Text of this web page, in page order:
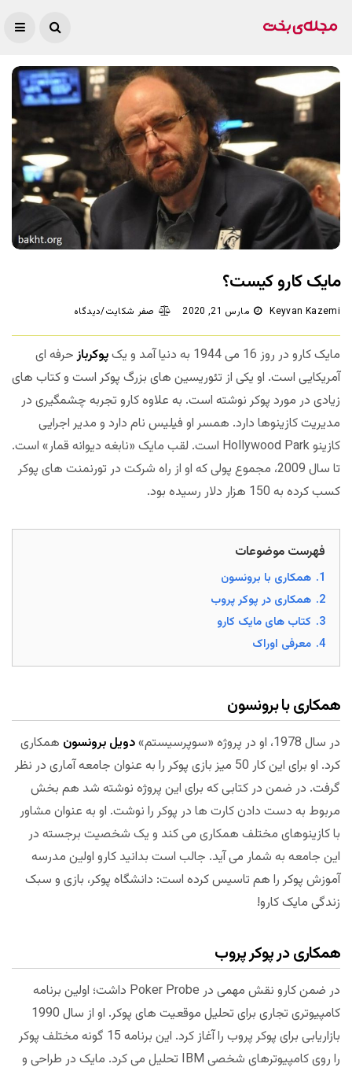
مایک کارو کیست؟
Keyvan Kazemi مارس 21, 2020 صفر شکایت/دیدگاه
مایک کارو در روز 16 می 1944 به دنیا آمد و یک پوکربازحرفه ای
آمریکایی است. او یکی از تئوریسین های بزرگ پوکر است و کتاب های
زیادی در مورد پوکر نوشته است. به علاوه کارو تجربه چشمگیری در
مدیریت کازینوها دارد. همسر او فیلیس نام دارد و مدیر اجرایی
کازینو Hollywood Park است. لقب مایک «نابغه دیوانه قمار» است.
تا سال 2009، مجموع پولی که او از راه شرکت در تورنمنت های پوکر
کسب کرده به 150 هزار دلار رسیده بود.
فهرست موضوعات
1. همکاری با برونسون
2. همکاری در پوکر پروب
3. کتاب های مایک کارو
4. معرفی اوراک
همکاری با برونسون
در سال 1978، او در پروژه «سوپرسیستم» دویل برونسون همکاری
کرد. او برای این کار 50 میز بازی پوکر را به عنوان جامعه آماری در نظر
گرفت. در ضمن در کتابی که برای این پروژه نوشته شد هم بخش
مربوط به دست دادن کارت ها در پوکر را نوشت. او به عنوان مشاور
با کازینوهای مختلف همکاری می کند و یک شخصیت برجسته در
این جامعه به شمار می آید. جالب است بدانید کارو اولین مدرسه
آموزش پوکر را هم تاسیس کرده است: دانشگاه پوکر، بازی و سبک
زندگی مایک کارو!
همکاری در پوکر پروب
در ضمن کارو نقش مهمی در Poker Probe داشت؛ اولین برنامه
کامپیوتری تجاری برای تحلیل موقعیت های پوکر. او از سال 1990
بازاریابی برای پوکر پروب را آغاز کرد. این برنامه 15 گونه مختلف پوکر
را روی کامپیوترهای شخصی IBM تحلیل می کرد. مایک در طراحی و